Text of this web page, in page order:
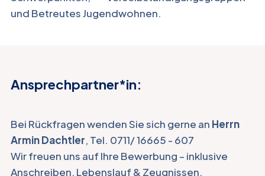
und Betreutes Jugendwohnen.
Ansprechpartner*in:
Bei Rückfragen wenden Sie sich gerne an Herrn
Armin Dachtler, Tel. 0711/ 16665 - 607
Wir freuen uns auf Ihre Bewerbung – inklusive
Anschreiben, Lebenslauf & Zeugnissen.